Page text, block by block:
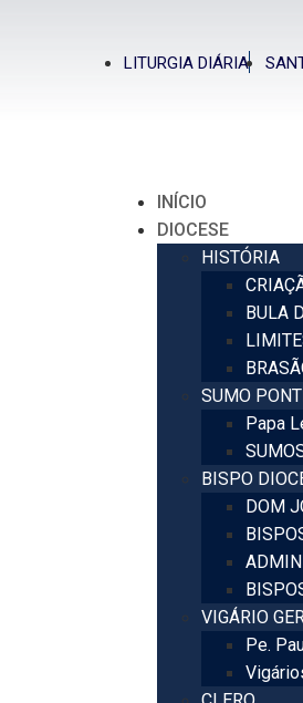
LITURGIA DIÁRIA
INÍCIO
DIOCESE
HISTÓRIA
BULA
SUMO
Papa
BISPO
DOM
VIGÁRIO
Pe.